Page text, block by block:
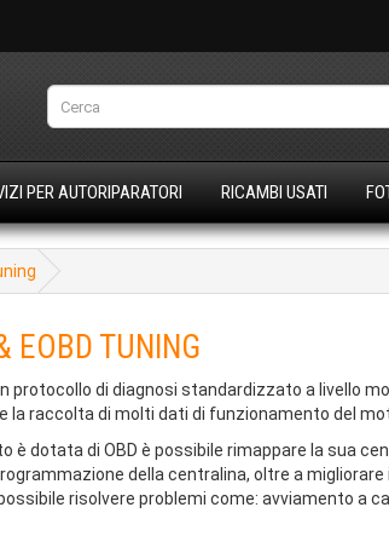
PER AUTORIPARATORI RICAMBI USATI
EOBD TUNING
protocollo di diagnosi standardizzato a livello
la raccolta di molti dati di funzionamento del
è dotata di OBD è possibile rimappare la sua
della centralina, oltre a
risolvere problemi come: avviamento a